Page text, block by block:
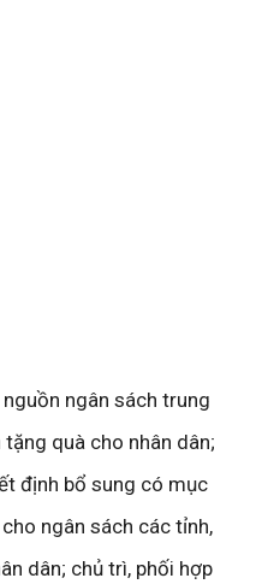
ngân sách trung
quà cho nhân dân;
định bổ sung có mục
ngân sách các tỉnh,
dân; chủ trì, phối hợp